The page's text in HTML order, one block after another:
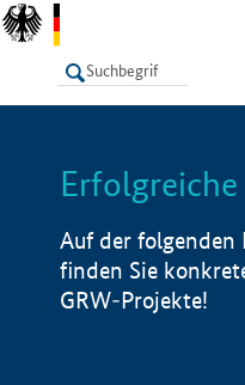
LISTE
Auf der folgenden
finden Sie
GRW-Projekte!